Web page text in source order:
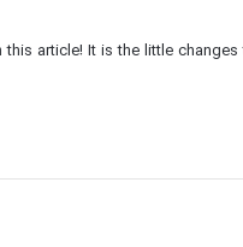
this article! It is the little